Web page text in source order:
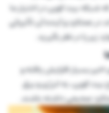
شبکه بیت کوین در اختیار ما
در عملکرد و آینده آن تأثیراتی
زیر را در نظر بگیرید.
بسیار افزایش یافته و
کوین، به انرژی و برق
صحیحی داشته باشند.